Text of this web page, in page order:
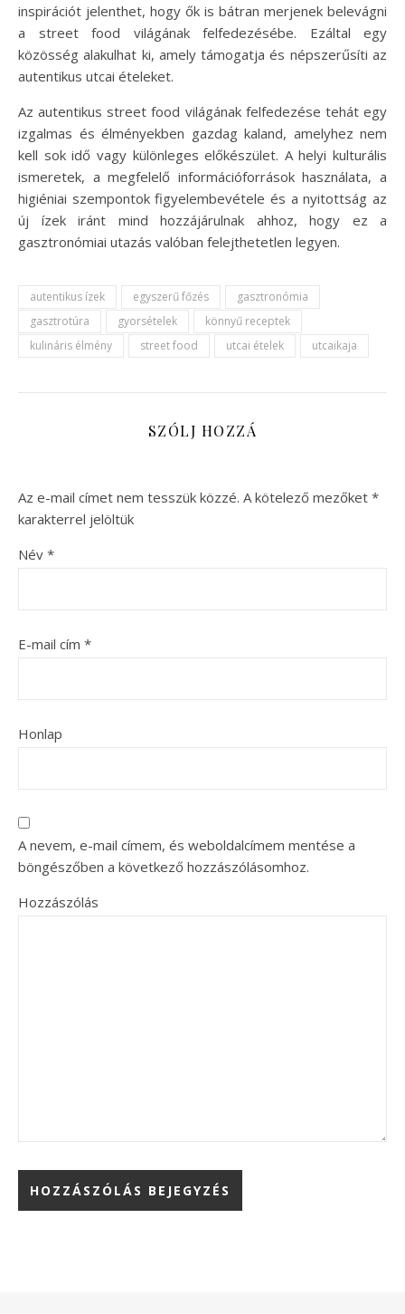
inspirációt jelenthet, hogy ők is bátran merjenek belevágni
a street food világának felfedezésébe. Ezáltal egy
közösség alakulhat ki, amely támogatja és népszerűsíti az
autentikus utcai ételeket.
Az autentikus street food világának felfedezése tehát egy
izgalmas és élményekben gazdag kaland, amelyhez nem
kell sok idő vagy különleges előkészület. A helyi kulturális
ismeretek, a megfelelő információforrások használata, a
higiéniai szempontok figyelembevétele és a nyitottság az
új ízek iránt mind hozzájárulnak ahhoz, hogy ez a
gasztronómiai utazás valóban felejthetetlen legyen.
autentikus ízek egyszerű főzés
gasztronómia
gasztrotúra
gyorsételek
könnyű receptek
kulináris élmény
street food utcai ételek utcaikaja
SZÓLJ HOZZÁ
Az e-mail címet nem tesszük közzé. A kötelező mezőket *
karakterrel jelöltük
Név *
E-mail cím *
Honlap
A nevem, e-mail címem, és weboldalcímem mentése a
böngészőben a következő hozzászólásomhoz.
Hozzászólás